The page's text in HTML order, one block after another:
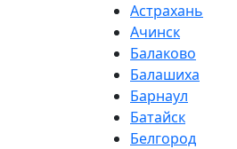
Астрахань
Ачинск
Балаково
Балашиха
Барнаул
Батайск
Белгород